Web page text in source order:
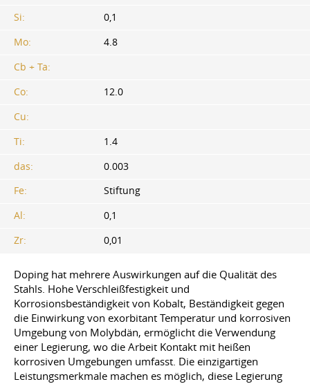
Si:
0,1
Mo:
4.8
Cb + Ta:
Co:
12.0
Cu:
Ti:
1.4
das:
0.003
Fe:
Stiftung
Al:
0,1
Zr:
0,01
Doping hat mehrere Auswirkungen auf die Qualität des
Stahls. Hohe Verschleißfestigkeit und
Korrosionsbeständigkeit von Kobalt, Beständigkeit gegen
die Einwirkung von exorbitant Temperatur und korrosiven
Umgebung von Molybdän, ermöglicht die Verwendung
einer Legierung, wo die Arbeit Kontakt mit heißen
korrosiven Umgebungen umfasst. Die einzigartigen
Leistungsmerkmale machen es möglich, diese Legierung